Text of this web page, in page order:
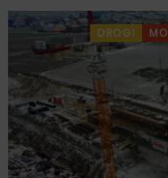
DROGI